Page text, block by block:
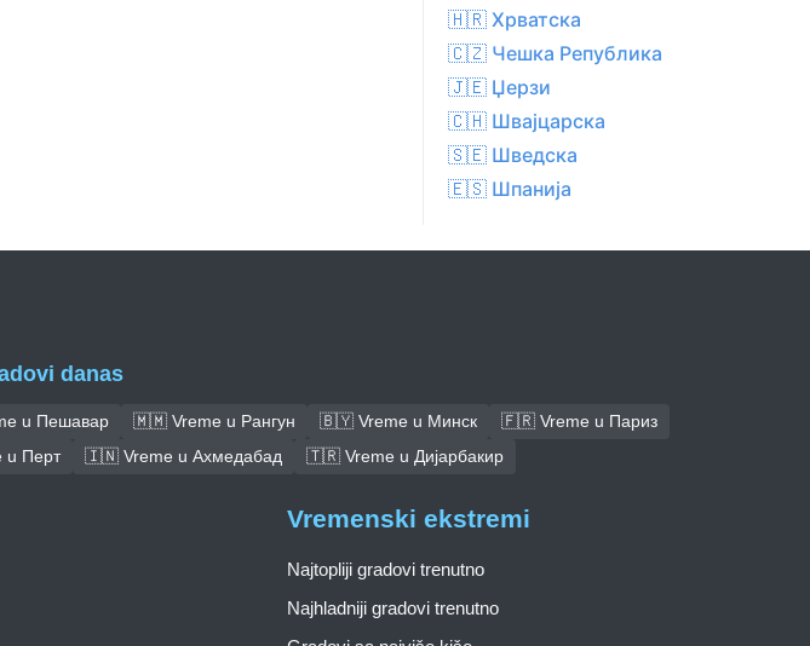
🇭🇷 Хрватска
🇨🇿 Чешка Република
🇯🇪 Џерзи
🇨🇭 Швајцарска
🇸🇪 Шведска
🇪🇸 Шпанија
danas
u Пешавар 🇲🇲 Vreme u Рангун 🇧🇾 Vreme u Минск
🇫🇷 Vreme u Париз
Перт 🇮🇳 Vreme u Ахмедабад 🇹🇷 Vreme u Дијарбакир
Vremenski ekstremi
Najtopliji gradovi trenutno
Najhladniji gradovi trenutno